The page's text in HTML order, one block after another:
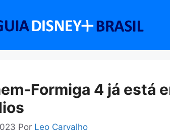
Formiga 4 já está
Por Leo Carvalho